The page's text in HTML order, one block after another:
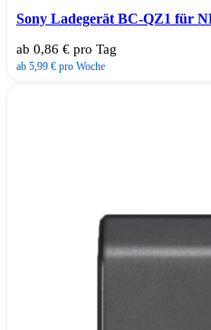
Sony Ladegerät BC-QZ1 für
ab 0,86 € pro Tag
ab 5,99 € pro Woche